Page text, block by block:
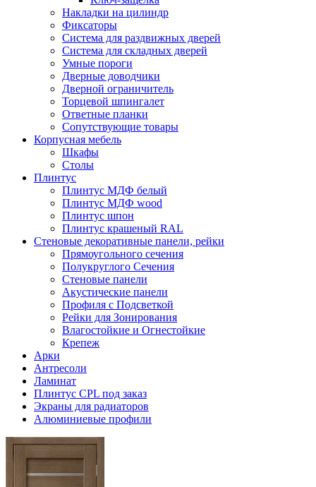
Накладки на цилиндр
Фиксаторы
Система для раздвижных дверей
Система для складных дверей
Умные пороги
Дверные доводчики
Дверной ограничитель
Торцевой шпингалет
Ответные планки
Сопутствующие товары
Корпусная мебель
Шкафы
Столы
Плинтус
Плинтус МДФ белый
Плинтус МДФ wood
Плинтус шпон
Плинтус крашеный RAL
Стеновые декоративные панели, рейки
Прямоугольного сечения
Полукруглого Сечения
Стеновые панели
Акустические панели
Профиля с Подсветкой
Рейки для Зонирования
Влагостойкие и Огнестойкие
Крепеж
Арки
Антресоли
Ламинат
Плинтус CPL под заказ
Экраны для радиаторов
Алюминиевые профили